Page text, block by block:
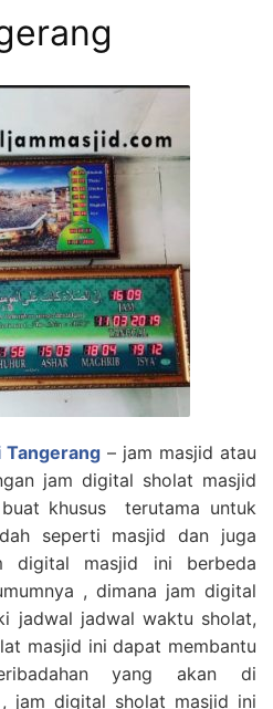
Tangerang – jam masjid atau
jam digital sholat masjid
khusus terutama untuk
seperti masjid dan juga
digital masjid ini berbeda
, dimana jam digital
jadwal jadwal waktu sholat,
masjid ini dapat membantu
yang akan di
jam digital sholat masjid ini